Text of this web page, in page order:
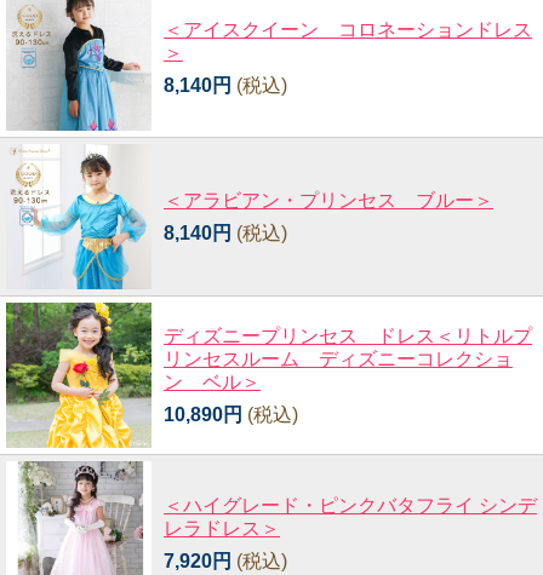
＜アイスクイーン コロネーションドレス
＞
8,140円 (税込)
＜アラビアン・プリンセス ブルー＞
8,140円 (税込)
ディズニープリンセス ドレス＜リトルプ
リンセスルーム ディズニーコレクショ
ン ベル＞
10,890円 (税込)
＜ハイグレード・ピンクバタフライ シンデ
レラドレス＞
7,920円 (税込)